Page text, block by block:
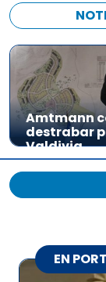
Amtmann
destrabar
Valdivia
EN